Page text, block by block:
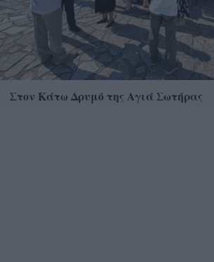
Στον Κάτω Δρυμό της Αγιά Σωτήρας